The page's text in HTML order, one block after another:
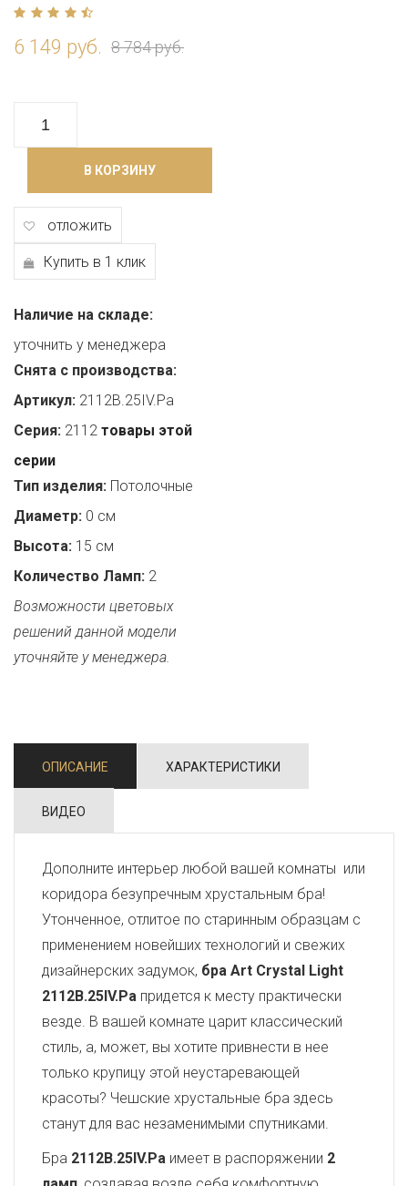
6 149 руб. 8 784 руб.
В КОРЗИНУ
отложить
Купить в 1 клик
Наличие на складе:
уточнить у менеджера
Снята с производства:
Артикул: 2112B.25IV.Pa
Серия: 2112 товары этой
серии
Тип изделия: Потолочные
Диаметр: 0 см
Высота: 15 см
Количество Ламп: 2
Возможности цветовых
решений данной модели
уточняйте у менеджера.
ОПИСАНИЕ ХАРАКТЕРИСТИКИ
ВИДЕО
Дополните интерьер любой вашей комнаты или
коридора безупречным хрустальным бра!
Утонченное, отлитое по старинным образцам с
применением новейших технологий и свежих
дизайнерских задумок, бра Art Crystal Light
2112B.25IV.Pa придется к месту практически
везде. В вашей комнате царит классический
стиль, а, может, вы хотите привнести в нее
только крупицу этой неустаревающей
красоты? Чешские хрустальные бра здесь
станут для вас незаменимыми спутниками.
Бра 2112B.25IV.Pa имеет в распоряжении 2